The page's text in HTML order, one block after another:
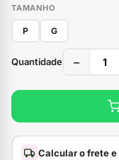
TAMANHO
P G
Quantidade −
Calcular o frete e